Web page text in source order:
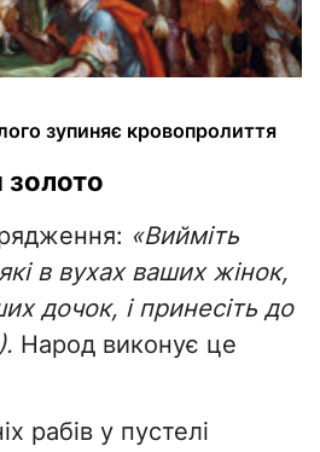
зупиняє кровопролиття
золото
«Вийміть
в вухах ваших жінок,
дочок, і принесіть до
Народ виконує це
рабів у пустелі